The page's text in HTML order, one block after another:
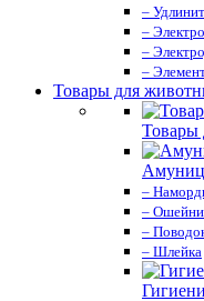
–
–
–
–
Товары для
Товары
–
–
–
– Шлейка